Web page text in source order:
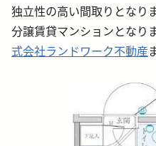
独立性の高い間取りとなりま
分譲賃貸マンションとなり
式会社ランドワーク不動産